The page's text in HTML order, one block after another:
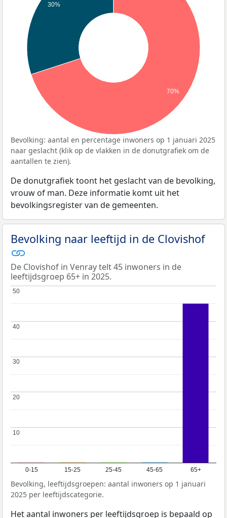
30%
70%
Bevolking: aantal en percentage inwoners op 1 januari 2025
naar geslacht (klik op de vlakken in de donutgrafiek om de
aantallen te zien).
De donutgrafiek toont het geslacht van de bevolking,
vrouw of man. Deze informatie komt uit het
bevolkingsregister van de gemeenten.
Bevolking naar leeftijd in de Clovishof
De Clovishof in Venray telt 45 inwoners in de
leeftijdsgroep 65+ in 2025.
0-15 15-25 25-45 45-65 65+
10
10
20
20
30
30
40
40
50
50
Bevolking, leeftijdsgroepen: aantal inwoners op 1 januari
2025 per leeftijdscategorie.
Het aantal inwoners per leeftijdsgroep is bepaald op